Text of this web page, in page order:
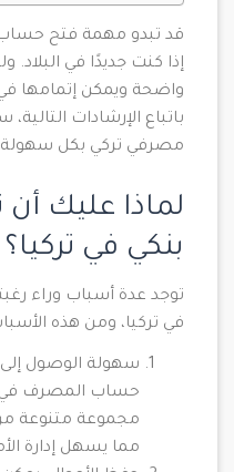
قد تبدو مهمة فتح
إذا كنت جديدًا في
واضحة ويمكن
باتباع الإرشادات
مصرفي تركي بكل
لماذا عليك
بنكي في تركيا؟
توجد عدة أسباب وراء
في تركيا، ومن هذه
سهولة الوصول إلى
حساب المصرف في
مجموعة متنوعة
مما يسهل إدارة